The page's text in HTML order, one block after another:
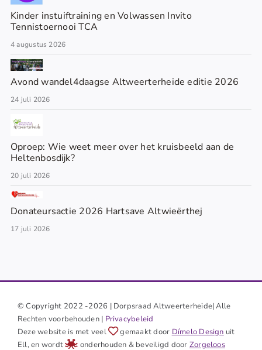
Kinder instuiftraining en Volwassen Invito
Tennistoernooi TCA
4 augustus 2026
Avond wandel4daagse Altweerterheide editie 2026
24 juli 2026
Oproep: Wie weet meer over het kruisbeeld aan de
Heltenbosdijk?
20 juli 2026
Donateursactie 2026 Hartsave Altwieërthej
17 juli 2026
© Copyright 2022 -2026 | Dorpsraad Altweerterheide| Alle
Rechten voorbehouden | Privacybeleid
Deze website is met veel
gemaakt door Dímelo Design uit
Ell, en wordt
onderhouden & beveiligd door Zorgeloos